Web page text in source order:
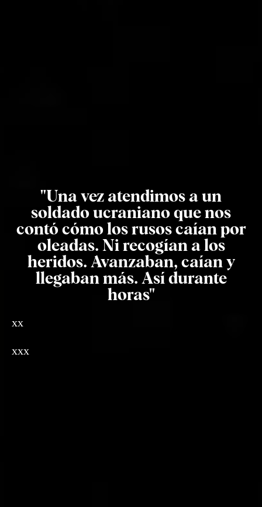
"Una vez atendimos a un
soldado ucraniano que nos
contó cómo los rusos caían por
oleadas. Ni recogían a los
heridos. Avanzaban, caían y
llegaban más. Así durante
horas"
xx
xxx